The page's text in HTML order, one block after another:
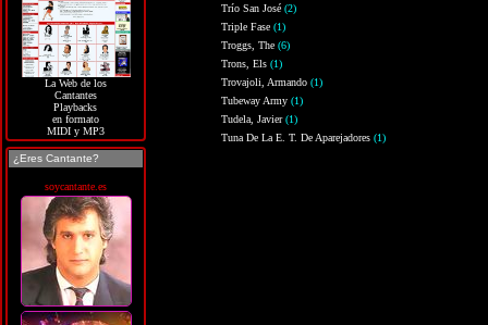
La Web de los
Cantantes
Playbacks
en formato
MIDI y MP3
¿Eres Cantante?
soycantante.es
Trío San José(2)
Triple Fase(1)
Troggs, The(6)
Trons, Els(1)
Trovajoli, Armando(1)
Tubeway Army(1)
Tudela, Javier(1)
Tuna De La E. T. De Aparejadores(1)